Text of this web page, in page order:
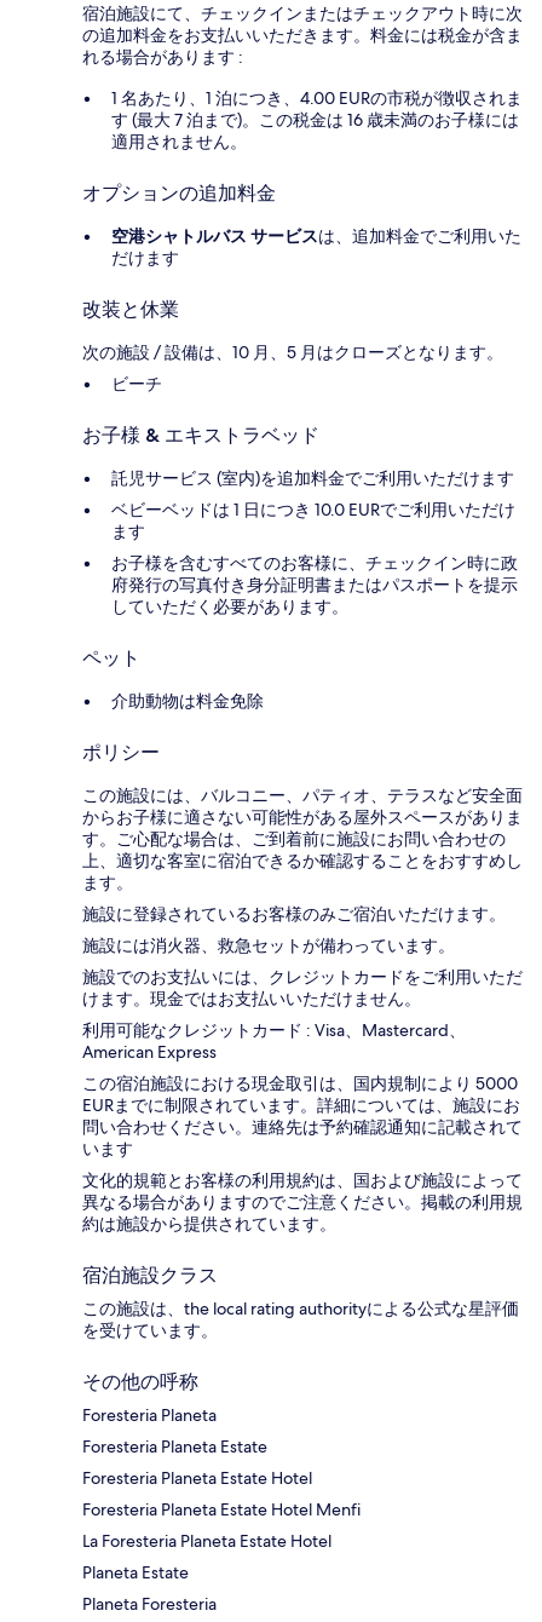
宿泊施設にて、チェックインまたはチェックアウト時に次
の追加料金をお支払いいただきます。料金には税金が含ま
れる場合があります :
1 名あたり、1 泊につき、4.00 EURの市税が徴収されま
す (最大 7 泊まで)。この税金は 16 歳未満のお子様には
適用されません。
オプションの追加料金
空港シャトルバス サービスは、追加料金でご利用いた
だけます
改装と休業
次の施設 / 設備は、10 月、5 月はクローズとなります。
ビーチ
お子様 & エキストラベッド
託児サービス (室内)を追加料金でご利用いただけます
ベビーベッドは 1 日につき 10.0 EURでご利用いただけ
ます
お子様を含むすべてのお客様に、チェックイン時に政
府発行の写真付き身分証明書またはパスポートを提示
していただく必要があります。
ペット
介助動物は料金免除
ポリシー
この施設には、バルコニー、パティオ、テラスなど安全面
からお子様に適さない可能性がある屋外スペースがありま
す。ご心配な場合は、ご到着前に施設にお問い合わせの
上、適切な客室に宿泊できるか確認することをおすすめし
ます。
施設に登録されているお客様のみご宿泊いただけます。
施設には消火器、救急セットが備わっています。
施設でのお支払いには、クレジットカードをご利用いただ
けます。現金ではお支払いいただけません。
利用可能なクレジットカード : Visa、Mastercard、
American Express
この宿泊施設における現金取引は、国内規制により 5000
EURまでに制限されています。詳細については、施設にお
問い合わせください。連絡先は予約確認通知に記載されて
います
文化的規範とお客様の利用規約は、国および施設によって
異なる場合がありますのでご注意ください。掲載の利用規
約は施設から提供されています。
宿泊施設クラス
この施設は、the local rating authorityによる公式な星評価
を受けています。
その他の呼称
Foresteria Planeta
Foresteria Planeta Estate
Foresteria Planeta Estate Hotel
Foresteria Planeta Estate Hotel Menfi
La Foresteria Planeta Estate Hotel
Planeta Estate
Planeta Foresteria